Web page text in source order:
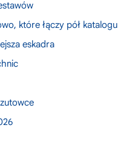
które łączy pół katalogu
eskadra